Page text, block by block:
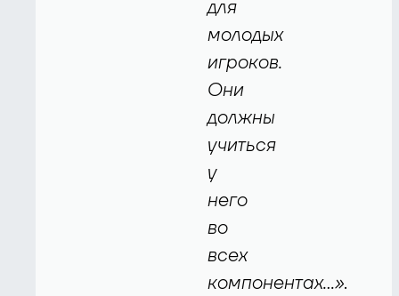
для
молодых
игроков.
Они
должны
учиться
у
него
во
всех
компонентах…».